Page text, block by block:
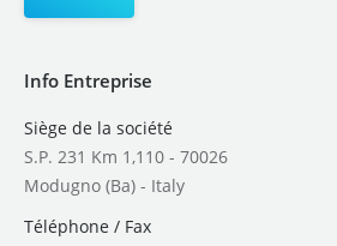
Info Entreprise
Siège de la société
S.P. 231 Km 1,110 - 70026
Modugno (Ba) - Italy
Téléphone / Fax